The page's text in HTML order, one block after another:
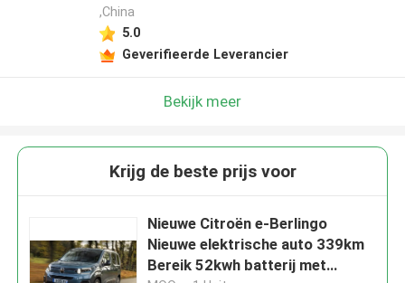
,China
5.0
Geverifieerde Leverancier
Bekijk meer
Krijg de beste prijs voor
Nieuwe Citroën e-Berlingo
Nieuwe elektrische auto 339km
Bereik 52kwh batterij met